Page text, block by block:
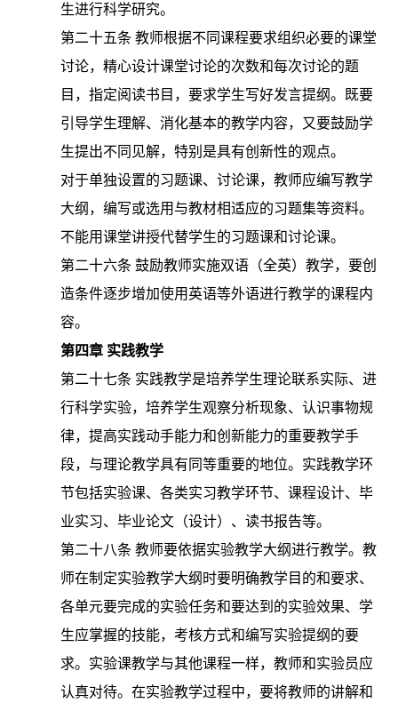
生进行科学研究。
第二十五条 教师根据不同课程要求组织必要的课堂
讨论，精心设计课堂讨论的次数和每次讨论的题
目，指定阅读书目，要求学生写好发言提纲。既要
引导学生理解、消化基本的教学内容，又要鼓励学
生提出不同见解，特别是具有创新性的观点。
对于单独设置的习题课、讨论课，教师应编写教学
大纲，编写或选用与教材相适应的习题集等资料。
不能用课堂讲授代替学生的习题课和讨论课。
第二十六条 鼓励教师实施双语（全英）教学，要创
造条件逐步增加使用英语等外语进行教学的课程内
容。
第四章 实践教学
第二十七条 实践教学是培养学生理论联系实际、进
行科学实验，培养学生观察分析现象、认识事物规
律，提高实践动手能力和创新能力的重要教学手
段，与理论教学具有同等重要的地位。实践教学环
节包括实验课、各类实习教学环节、课程设计、毕
业实习、毕业论文（设计）、读书报告等。
第二十八条 教师要依据实验教学大纲进行教学。教
师在制定实验教学大纲时要明确教学目的和要求、
各单元要完成的实验任务和要达到的实验效果、学
生应掌握的技能，考核方式和编写实验提纲的要
求。实验课教学与其他课程一样，教师和实验员应
认真对待。在实验教学过程中，要将教师的讲解和